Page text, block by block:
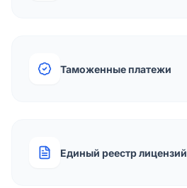
Таможенные платежи
Единый реестр лицензий